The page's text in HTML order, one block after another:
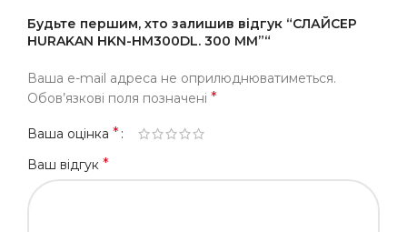
Будьте першим, хто залишив відгук “СЛАЙСЕР
HURAKAN HKN-HM300DL. 300 ММ”“
Ваша e-mail адреса не оприлюднюватиметься.
Обов’язкові поля позначені *
Ваша оцінка *
Ваш відгук *